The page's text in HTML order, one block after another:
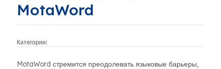
MotaWord
Категории:
MotaWord стремится преодолевать языковые барьеры,